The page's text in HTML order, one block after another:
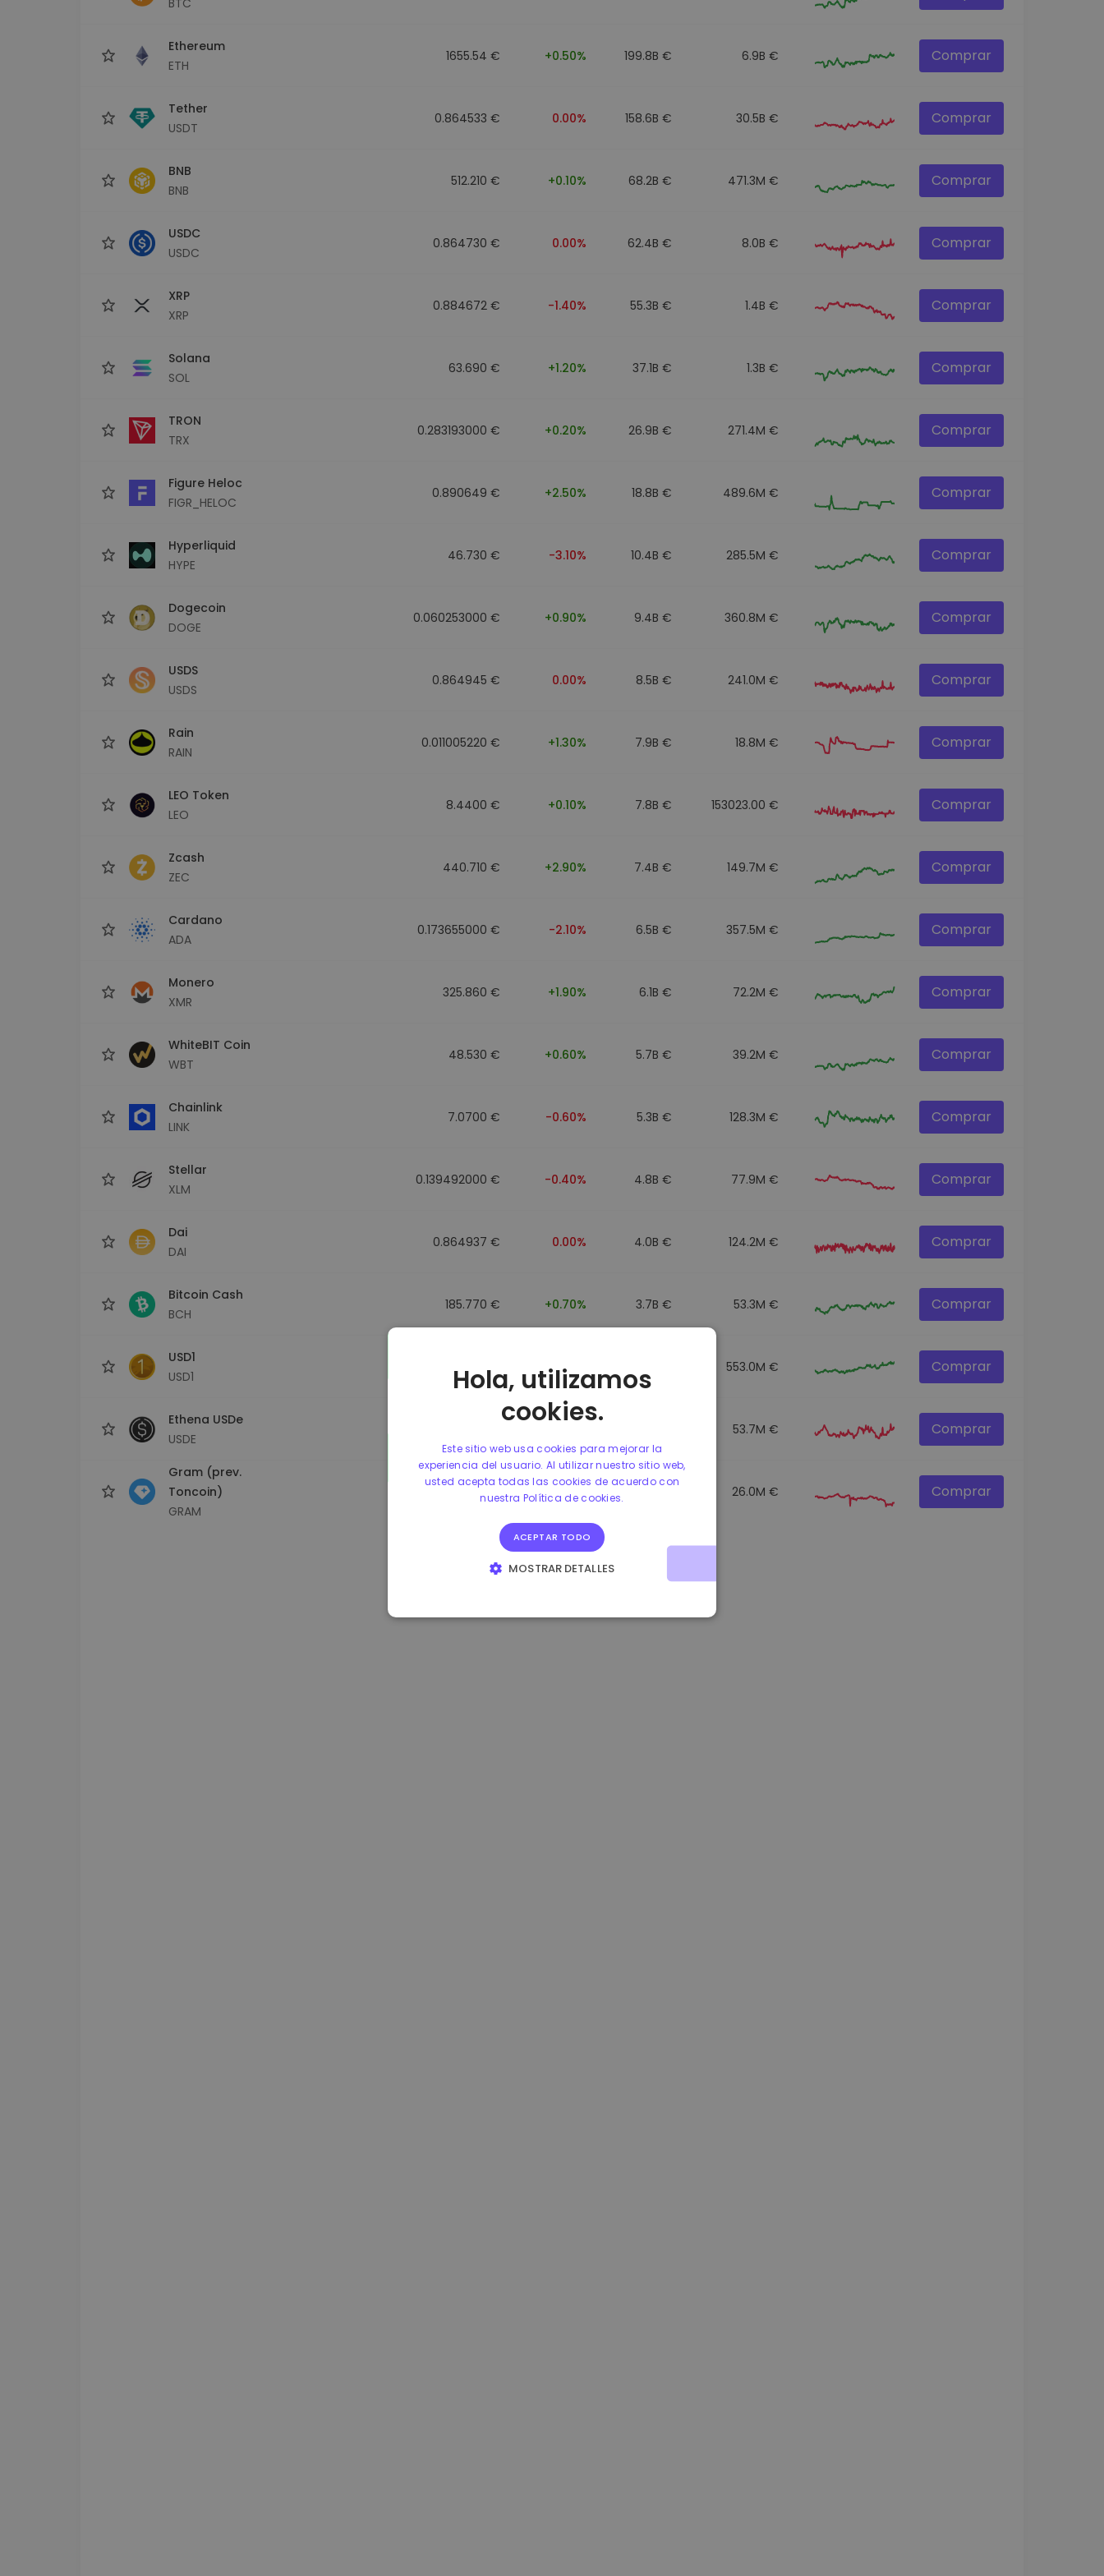
Ethereum
ETH
1655.54 € +0.50% 199.8B € 6.9B € Comprar
Tether
USDT
0.864533 € 0.00% 158.6B € 30.5B € Comprar
BNB
BNB
512.210 € +0.10% 68.2B € 471.3M € Comprar
USDC
USDC
0.864730 € 0.00% 62.4B € 8.0B € Comprar
XRP
XRP
0.884672 € -1.40% 55.3B € 1.4B € Comprar
Solana
SOL
63.690 € +1.20% 37.1B € 1.3B € Comprar
TRON
TRX
0.283193000 € +0.20% 26.9B € 271.4M € Comprar
Figure Heloc
FIGR_HELOC
0.890649 € +2.50% 18.8B € 489.6M € Comprar
Hyperliquid
HYPE
46.730 € -3.10% 10.4B € 285.5M € Comprar
Dogecoin
DOGE
0.060253000 € +0.90% 9.4B € 360.8M € Comprar
USDS
USDS
0.864945 € 0.00% 8.5B € 241.0M € Comprar
Rain
RAIN
0.011005220 € +1.30% 7.9B € 18.8M € Comprar
LEO Token
LEO
8.4400 € +0.10% 7.8B € 153023.00 € Comprar
Zcash
ZEC
440.710 € +2.90% 7.4B € 149.7M € Comprar
Cardano
ADA
0.173655000 € -2.10% 6.5B € 357.5M € Comprar
Monero
XMR
325.860 € +1.90% 6.1B € 72.2M € Comprar
WhiteBIT Coin
WBT
48.530 € +0.60% 5.7B € 39.2M € Comprar
Chainlink
LINK
7.0700 € -0.60% 5.3B € 128.3M € Comprar
Stellar
XLM
0.139492000 € -0.40% 4.8B € 77.9M € Comprar
Dai
DAI
0.864937 € 0.00% 4.0B € 124.2M € Comprar
Bitcoin Cash
BCH
185.770 € +0.70% 3.7B € 53.3M € Comprar
USD1
USD1
0.864857 € 0.00% 553.0M € Comprar
Ethena USDe
USDE
53.7M € Comprar
Gram (prev.
Toncoin)
GRAM
1.170000 € -1.80% 26.0M € Comprar
Hola, utilizamos
cookies.
Este sitio web usa cookies para mejorar la
experiencia del usuario. Al utilizar nuestro sitio web,
usted acepta todas las cookies de acuerdo con
nuestra Política de cookies.
ACEPTAR TODO
MOSTRAR DETALLES